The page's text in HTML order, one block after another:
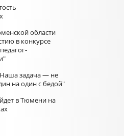
области
в конкурсе
задача — не
на один с бедой"
в Тюмени на